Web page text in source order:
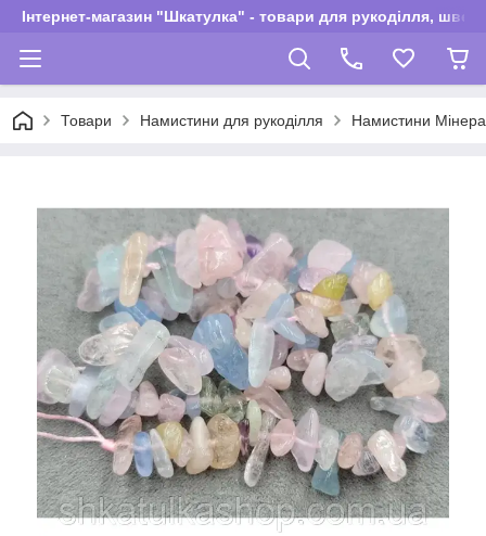
Інтернет-магазин "Шкатулка" - товари для рукоділля,
Товари Намистини для рукоділля Намистини